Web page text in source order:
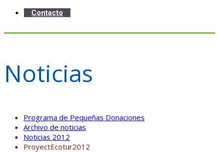
Contacto
Noticias
Programa de Pequeñas Donaciones
Archivo de noticias
Noticias 2012
ProyectEcotur2012